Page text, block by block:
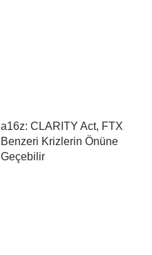
a16z: CLARITY Act, FTX
Benzeri Krizlerin Önüne
Geçebilir